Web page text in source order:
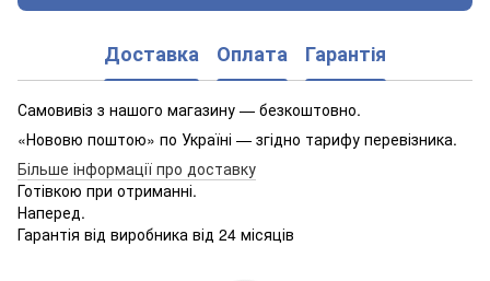
Доставка Оплата Гарантія
Самовивіз з нашого магазину — безкоштовно.
«Нововю поштою» по Україні — згідно тарифу перевізника.
Більше інформації про доставку
Готівкою при отриманні.
Наперед.
Гарантія від виробника від 24 місяців